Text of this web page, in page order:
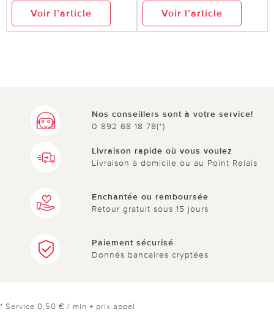
Voir l’article Voir l’article
Nos conseillers sont à votre service!
0 892 68 18 78(*)
Livraison rapide où vous voulez
Livraison à domicile ou au Point Relais
Enchantée ou remboursée
Retour gratuit sous 15 jours
Paiement sécurisé
Donnés bancaires cryptées
* Service 0,50 € / min + prix appel